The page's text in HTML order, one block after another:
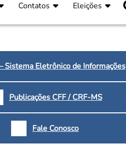
Drogaria
CRF/MS
Oncologia
Contatos
Eleições
Candidatos
Sistema Eletrônico de Informações
Publicações CFF / CRF-MS
Fale Conosco